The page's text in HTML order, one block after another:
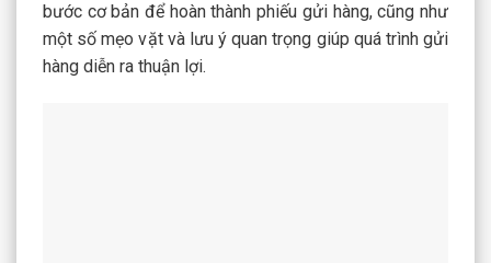
bước cơ bản để hoàn thành phiếu gửi hàng, cũng như
một số mẹo vặt và lưu ý quan trọng giúp quá trình gửi
hàng diễn ra thuận lợi.